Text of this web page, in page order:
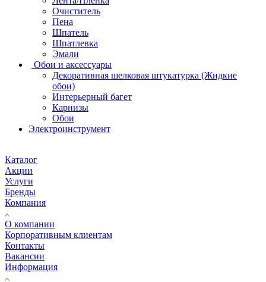
Очиститель
Пена
Шпатель
Шпатлевка
Эмали
Обои и аксессуары
Декоративная шелковая штукатурка (Жидкие
обои)
Интерьерный багет
Карнизы
Обои
Электроинструмент
Каталог
Акции
Услуги
Бренды
Компания
О компании
Корпоративным клиентам
Контакты
Вакансии
Информация